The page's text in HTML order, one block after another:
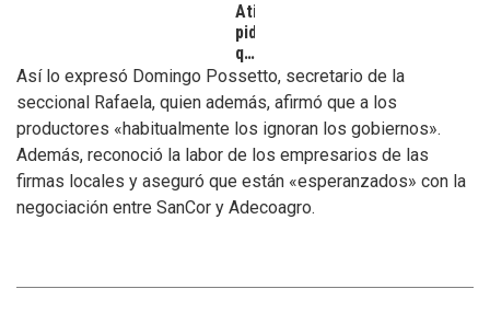
Atilra
pide
que
se
atiendan
inconvenientes
de
los
tamberos
Así lo expresó Domingo Possetto, secretario de la
seccional Rafaela, quien además, afirmó que a los
productores «habitualmente los ignoran los gobiernos».
Además, reconoció la labor de los empresarios de las
firmas locales y aseguró que están «esperanzados» con la
negociación entre SanCor y Adecoagro.